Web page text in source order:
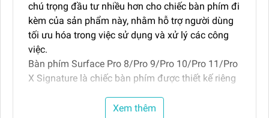
chú trọng đầu tư nhiều hơn cho chiếc bàn phím đi
kèm của sản phẩm này, nhằm hỗ trợ người dùng
tối ưu hóa trong việc sử dụng và xử lý các công
việc.
Bàn phím Surface Pro 8/Pro 9/Pro 10/Pro 11/Pro
X Signature là chiếc bàn phím được thiết kế riêng
8/Pro 9/Pro 10/Pro 11/Pro X. Với thiết kế mỏng
Xem thêm